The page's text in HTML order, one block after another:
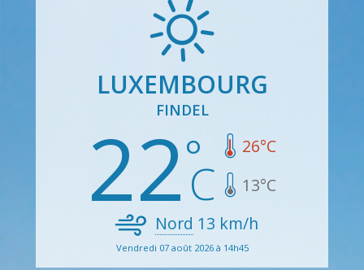
LUXEMBOURG
FINDEL
22 26°C
13°C
Nord 13 km/h
Vendredi 07 août 2026 à 14h45